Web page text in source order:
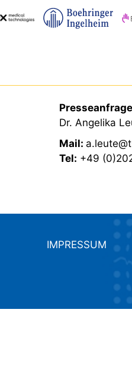
Dr. Angelika
Mail:
Tel: +49
IMPRESSUM